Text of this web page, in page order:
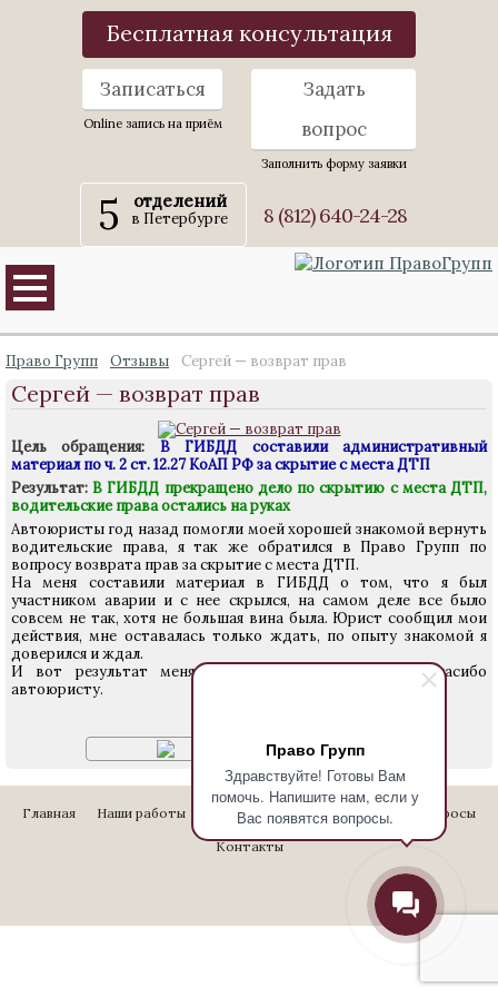
Право Групп
Здравствуйте! Готовы Вам
помочь. Напишите нам, если у
Вас появятся вопросы.
Бесплатная консультация
Записаться
Online запись на приём
Задать
вопрос
Заполнить форму заявки
5 отделений
в Петербурге 8 (812) 640-24-28
Право Групп Отзывы Сергей — возврат прав
Сергей — возврат прав
Цель обращения: В ГИБДД составили административный
материал по ч. 2 ст. 12.27 КоАП РФ за скрытие с места ДТП
Результат: В ГИБДД прекращено дело по скрытию с места ДТП,
водительские права остались на руках
Автоюристы год назад помогли моей хорошей знакомой вернуть
водительские права, я так же обратился в Право Групп по
вопросу возврата прав за скрытие с места ДТП.
На меня составили материал в ГИБДД о том, что я был
участником аварии и с нее скрылся, на самом деле все было
совсем не так, хотя не большая вина была. Юрист сообщил мои
действия, мне оставалась только ждать, по опыту знакомой я
доверился и ждал.
И вот результат меня не лишили прав, большое спасибо
автоюристу.
Главная Наши работы Стоимость услуг Отзывы
Вопросы
Контакты